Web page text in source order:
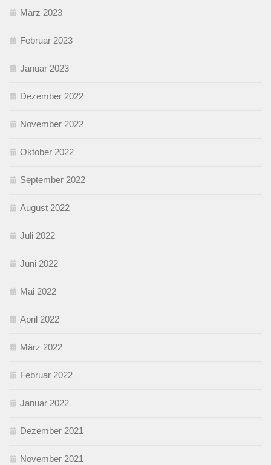
März 2023
Februar 2023
Januar 2023
Dezember 2022
November 2022
Oktober 2022
September 2022
August 2022
Juli 2022
Juni 2022
Mai 2022
April 2022
März 2022
Februar 2022
Januar 2022
Dezember 2021
November 2021